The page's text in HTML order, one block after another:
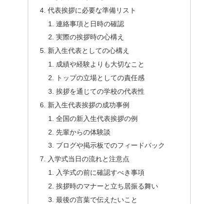
代表挨拶に必要な準備リスト
連絡事項と日時の確認
実際の挨拶時の心構え
新入生代表としての心構え
成績や経験よりも大切なこと
トップの立場としての責任感
挨拶を通じての学校の代表性
新入生代表挨拶の成功事例
全国の新入生代表挨拶の例
先輩からの体験談
ブログや掲示板でのフィードバック
入学式当日の流れと注意点
入学式の前に確認すべき事項
挨拶時のマナーと立ち居振る舞い
最後の言葉で伝えたいこと